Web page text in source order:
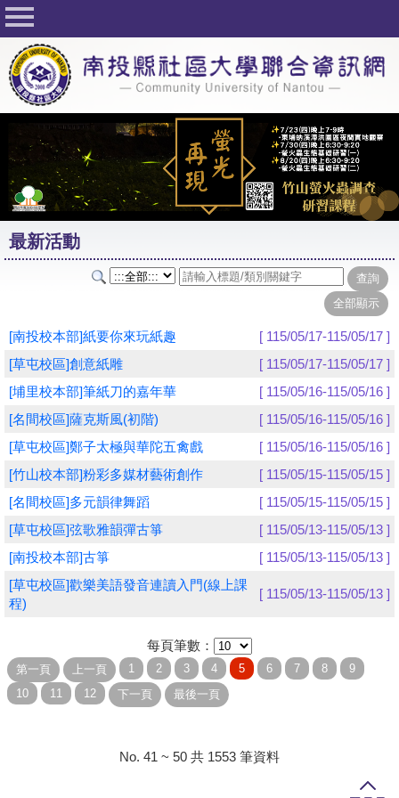
回首頁
關於社大
公佈欄
行事曆
最新活動
活動花絮
課程一覽表
志工與社團
友站連結
網路選課
學員專區
教師專區
評委專區
最新活動
[南投校本部]紙要你來玩紙趣
[ 115/05/17-115/05/17 ]
[草屯校區]創意紙雕
[ 115/05/17-115/05/17 ]
[埔里校本部]筆紙刀的嘉年華
[ 115/05/16-115/05/16 ]
[名間校區]薩克斯風(初階)
[ 115/05/16-115/05/16 ]
[草屯校區]鄭子太極與華陀五禽戲
[ 115/05/16-115/05/16 ]
[竹山校本部]粉彩多媒材藝術創作
[ 115/05/15-115/05/15 ]
[名間校區]多元韻律舞蹈
[ 115/05/15-115/05/15 ]
[草屯校區]弦歌雅韻彈古箏
[ 115/05/13-115/05/13 ]
[南投校本部]古箏
[ 115/05/13-115/05/13 ]
[草屯校區]歡樂美語發音連讀入門(線上課
程)
[ 115/05/13-115/05/13 ]
每頁筆數：
No. 41 ~ 50 共 1553 筆資料